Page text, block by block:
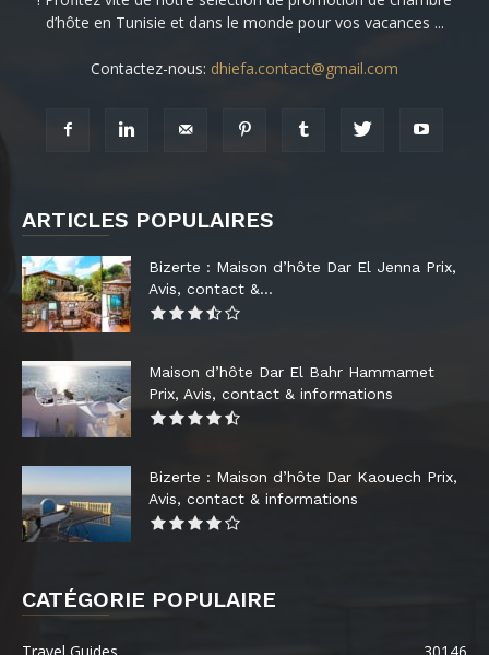
d’hôte en Tunisie et dans le monde pour vos vacances ...
Contactez-nous: dhiefa.contact@gmail.com
ARTICLES POPULAIRES
Bizerte : Maison d’hôte Dar El Jenna Prix,
Avis, contact &...
Maison d’hôte Dar El Bahr Hammamet
Prix, Avis, contact & informations
Bizerte : Maison d’hôte Dar Kaouech Prix,
Avis, contact & informations
CATÉGORIE POPULAIRE